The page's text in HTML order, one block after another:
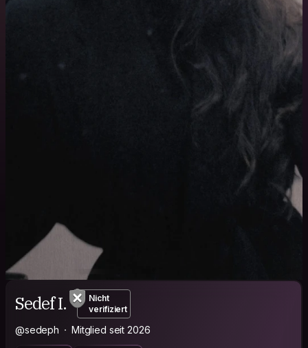
Sedef I.
Nicht
verifiziert
@sedeph Mitglied seit 2026